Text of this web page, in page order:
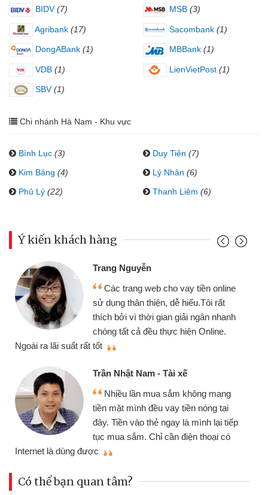
BIDV (7) MSB (3)
Agribank (17) Sacombank (1)
DongABank (1) MBBank (1)
VDB (1) LienVietPost (1)
SBV (1)
Chi nhánh Hà Nam - Khu vực
Bình Lục (3) Duy Tiên (7)
Kim Bảng (4) Lý Nhân (6)
Phủ Lý (22) Thanh Liêm (6)
Ý kiến khách hàng
Trang Nguyễn
Các trang web cho vay tiền online
sử dụng thân thiện, dễ hiểu.Tôi rất
thích bởi vì thời gian giải ngân nhanh
chóng tất cả đều thực hiện Online.
Ngoài ra lãi suất rất tốt
Trần Nhật Nam - Tài xế
Nhiều lần mua sắm không mang
tiền mặt mình đều vay tiền nóng tại
đây. Tiền vào thẻ ngay là mình lại tiếp
tục mua sắm. Chỉ cần điện thoại có
Internet là dùng được
Có thể bạn quan tâm?